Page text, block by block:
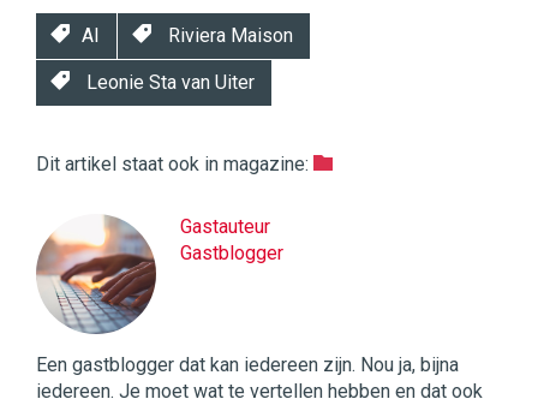
AI Riviera Maison
Leonie Sta van Uiter
Dit artikel staat ook in magazine:
Gastauteur
Gastblogger
Een gastblogger dat kan iedereen zijn. Nou ja, bijna
iedereen. Je moet wat te vertellen hebben en dat ook